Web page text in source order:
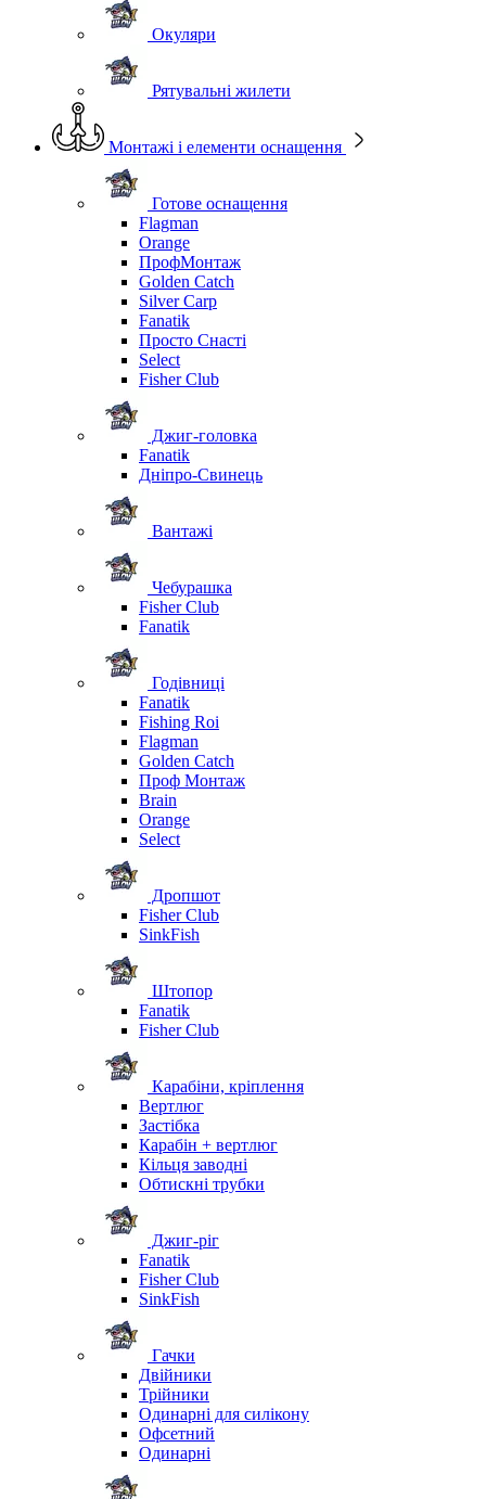
Окуляри
Рятувальні жилети
Монтажі і елементи оснащення
Готове оснащення
Flagman
Orange
ПрофМонтаж
Golden Catch
Silver Carp
Fanatik
Просто Снасті
Select
Fisher Club
Джиг-головка
Fanatik
Дніпро-Свинець
Вантажі
Чебурашка
Fisher Club
Fanatik
Годівниці
Fanatik
Fishing Roi
Flagman
Golden Catch
Проф Монтаж
Brain
Orange
Select
Дропшот
Fisher Club
SinkFish
Штопор
Fanatik
Fisher Club
Карабіни, кріплення
Вертлюг
Застібка
Карабін + вертлюг
Кільця заводні
Обтискні трубки
Джиг-ріг
Fanatik
Fisher Club
SinkFish
Гачки
Двійники
Трійники
Одинарні для силікону
Офсетний
Одинарні